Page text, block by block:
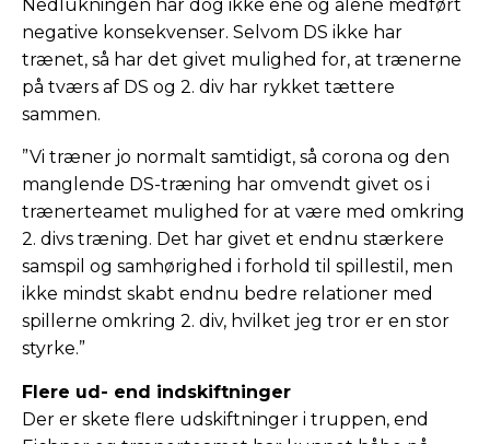
Nedlukningen har dog ikke ene og alene medført
negative konsekvenser. Selvom DS ikke har
trænet, så har det givet mulighed for, at trænerne
på tværs af DS og 2. div har rykket tættere
sammen.
”Vi træner jo normalt samtidigt, så corona og den
manglende DS-træning har omvendt givet os i
trænerteamet mulighed for at være med omkring
2. divs træning. Det har givet et endnu stærkere
samspil og samhørighed i forhold til spillestil, men
ikke mindst skabt endnu bedre relationer med
spillerne omkring 2. div, hvilket jeg tror er en stor
styrke.”
Flere ud- end indskiftninger
Der er skete flere udskiftninger i truppen, end